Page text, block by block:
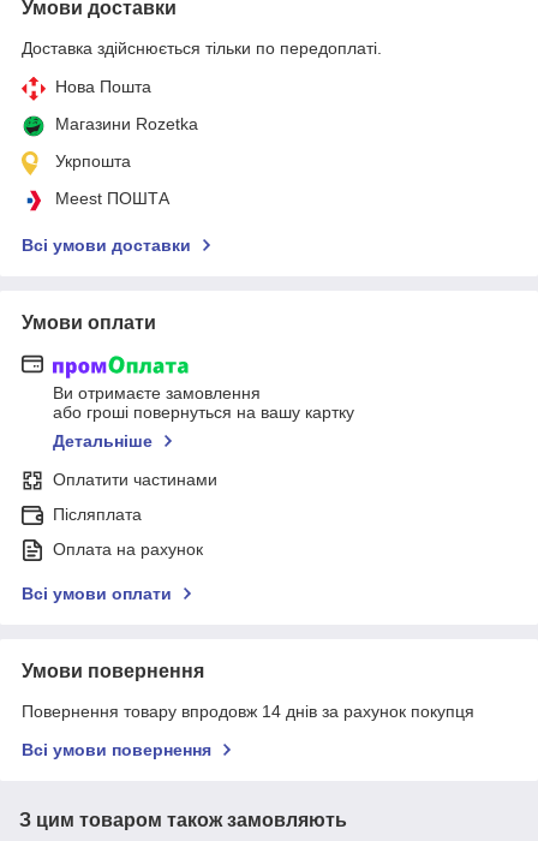
Умови доставки
Доставка здійснюється тільки по передоплаті.
Нова Пошта
Магазини Rozetka
Укрпошта
Meest ПОШТА
Всі умови доставки
Умови оплати
Ви отримаєте замовлення
або гроші повернуться на вашу картку
Детальніше
Оплатити частинами
Післяплата
Оплата на рахунок
Всі умови оплати
Умови повернення
Повернення товару впродовж 14 днів за рахунок покупця
Всі умови повернення
З цим товаром також замовляють